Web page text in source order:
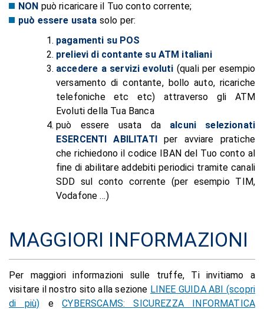
NON può ricaricare il Tuo conto corrente;
può essere usata solo per:
pagamenti su POS
prelievi di contante su ATM italiani
accedere a servizi evoluti (quali per esempio
versamento di contante, bollo auto, ricariche
telefoniche etc etc) attraverso gli ATM
Evoluti della Tua Banca
può essere usata da alcuni selezionati
ESERCENTI ABILITATIper avviare pratiche
che richiedono il codice IBAN del Tuo conto al
fine di abilitare addebiti periodici tramite canali
SDD sul conto corrente (per esempio TIM,
Vodafone …)
MAGGIORI INFORMAZIONI
Per maggiori informazioni sulle truffe, Ti invitiamo a
visitare il nostro sito alla sezione LINEE GUIDA ABI (scopri
di più) eCYBERSCAMS: SICUREZZA INFORMATICA